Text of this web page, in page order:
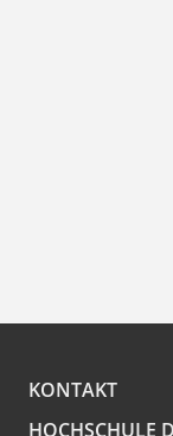
KONTAKT
HOCHSCHULE